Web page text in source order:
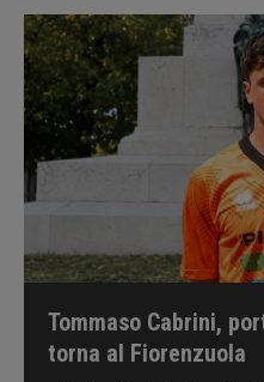
Tommaso Cabrini,
torna al Fiorenzuola